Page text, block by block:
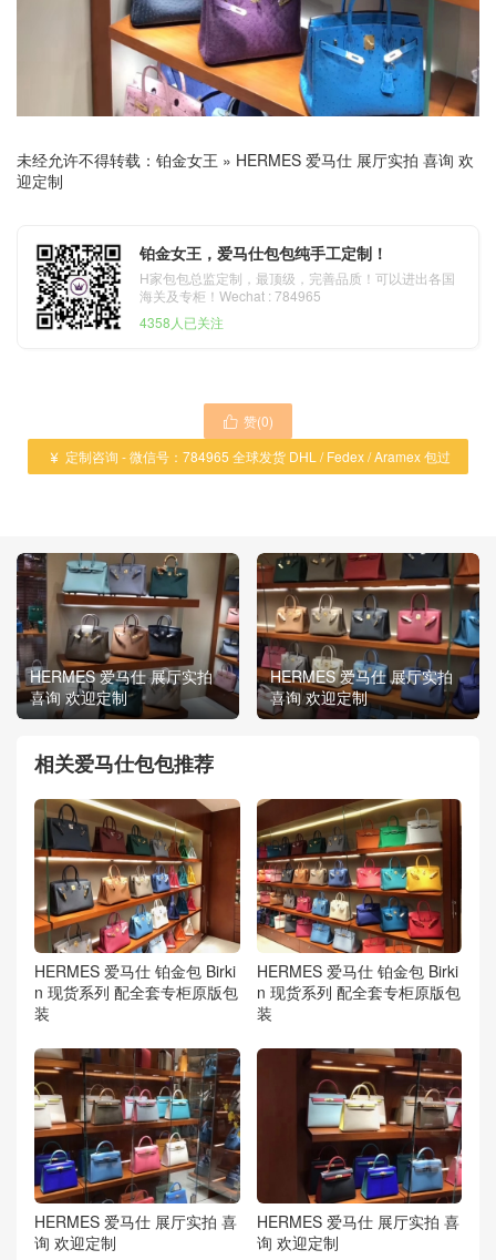
未经允许不得转载： 铂金女王 » HERMES 爱马仕 展厅实拍 喜询 欢
迎定制
铂金女王，爱马仕包包纯手工定制！
H家包包总监定制，最顶级，完善品质！可以进出各国
海关及专柜！Wechat : 784965
4358人已关注
 赞(0)
 定制咨询 - 微信号：784965 全球发货 DHL / Fedex / Aramex 包过
HERMES 爱马仕 展厅实拍
喜询 欢迎定制
HERMES 爱马仕 展厅实拍
喜询 欢迎定制
相关爱马仕包包推荐
HERMES 爱马仕 铂金包 Birki
n 现货系列 配全套专柜原版包
装
HERMES 爱马仕 铂金包 Birki
n 现货系列 配全套专柜原版包
装
HERMES 爱马仕 展厅实拍 喜
询 欢迎定制
HERMES 爱马仕 展厅实拍 喜
询 欢迎定制